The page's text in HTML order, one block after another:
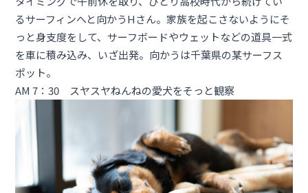
るサーフィンへと向かうHさん。家族を起こさないようにそ
っと身支度をして、サーフボードやウェットなどの道具一式
を車に積み込み、いざ出発。向かうは千葉県の某サーフス
ポット。
AM 7：30 スヤスヤねんねの愛犬をそっと観察